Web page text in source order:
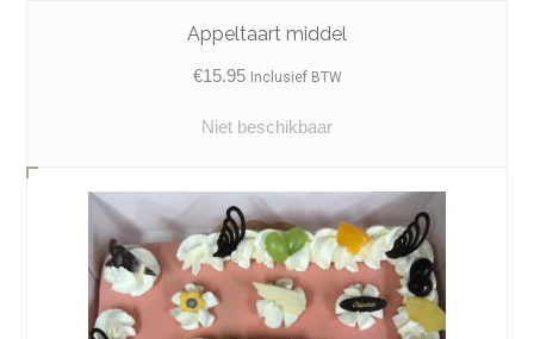
Appeltaart middel
€15.95 Inclusief BTW
Niet beschikbaar